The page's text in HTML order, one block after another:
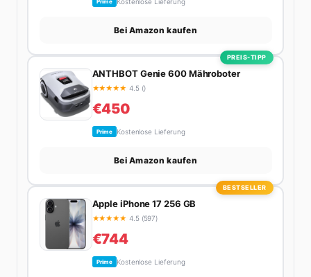
Bei Amazon kaufen
PREIS-TIPP
ANTHBOT Genie 600 Mähroboter
★★★★★ 4.5 ()
€450
Prime Kostenlose Lieferung
Bei Amazon kaufen
BESTSELLER
Apple iPhone 17 256 GB
★★★★★ 4.5 (597)
€744
Prime Kostenlose Lieferung